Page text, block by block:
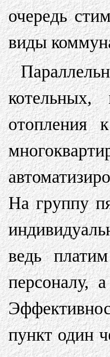
очередь
виды
котельных,
отопления
На группу
ведь
персоналу,
пункт один